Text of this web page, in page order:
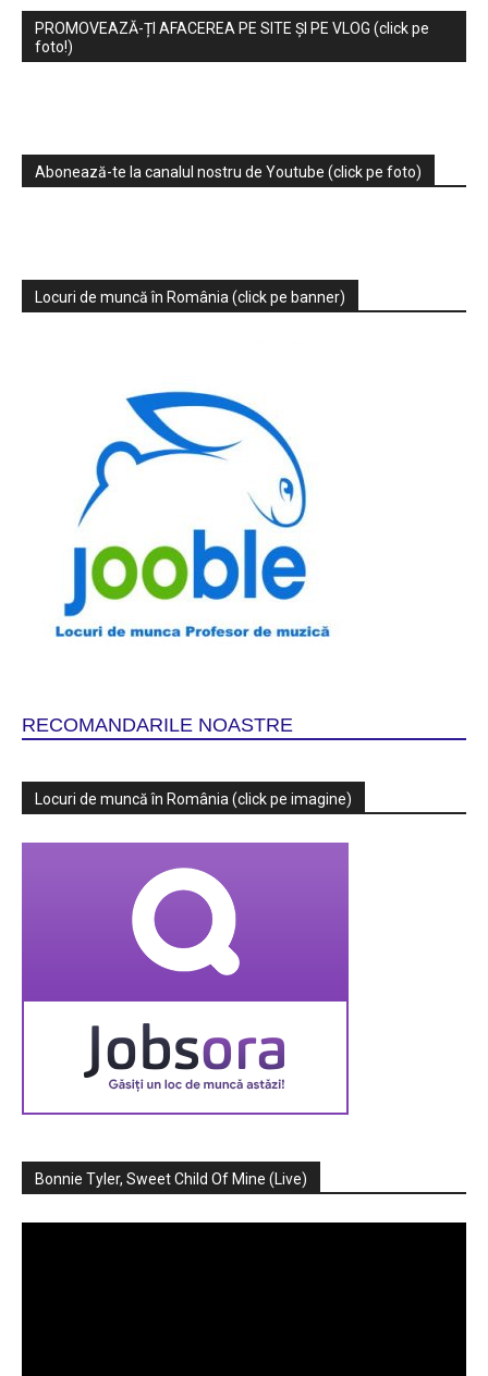
PROMOVEAZĂ-ȚI AFACEREA PE SITE ȘI PE VLOG (click pe
foto!)
Abonează-te la canalul nostru de Youtube (click pe foto)
Locuri de muncă în România (click pe banner)
RECOMANDARILE NOASTRE
Locuri de muncă în România (click pe imagine)
Bonnie Tyler, Sweet Child Of Mine (Live)